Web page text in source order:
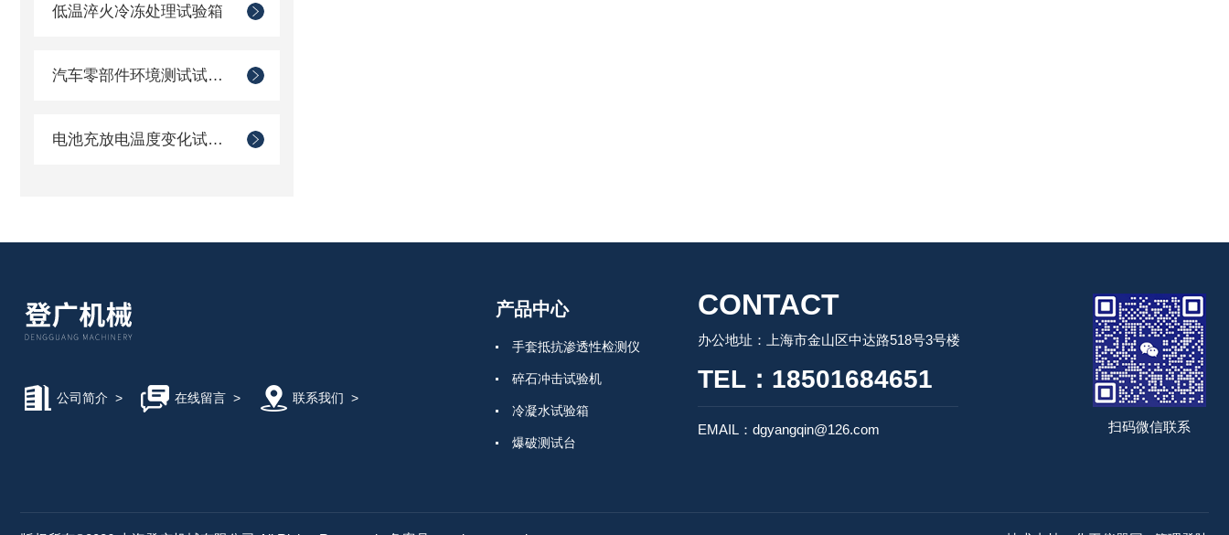
低温淬火冷冻处理试验箱
汽车零部件环境测试试验箱
电池充放电温度变化试验箱
公司简介 > 在线留言> 联系我们 >
产品中心
手套抵抗渗透性检测仪
碎石冲击试验机
冷凝水试验箱
爆破测试台
CONTACT
办公地址：上海市金山区中达路518号3号楼
TEL：18501684651
EMAIL：dgyangqin@126.com 扫码微信联系